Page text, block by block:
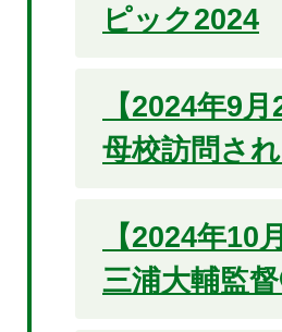
ピック2024
【2024年9
母校訪問さ
【2024年
三浦大輔監